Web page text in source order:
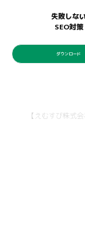
失敗しない
SEO対策
ダウンロード
【えむすび株式会